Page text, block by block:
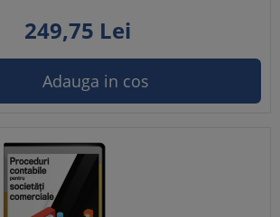
249,75 Lei
Adauga in cos